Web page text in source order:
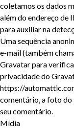
coletamos os dados
além do endereço de
para auxiliar na
Uma sequência
e-mail (também
Gravatar para
privacidade do
https://
comentário, a foto
seu comentário.
Mídia